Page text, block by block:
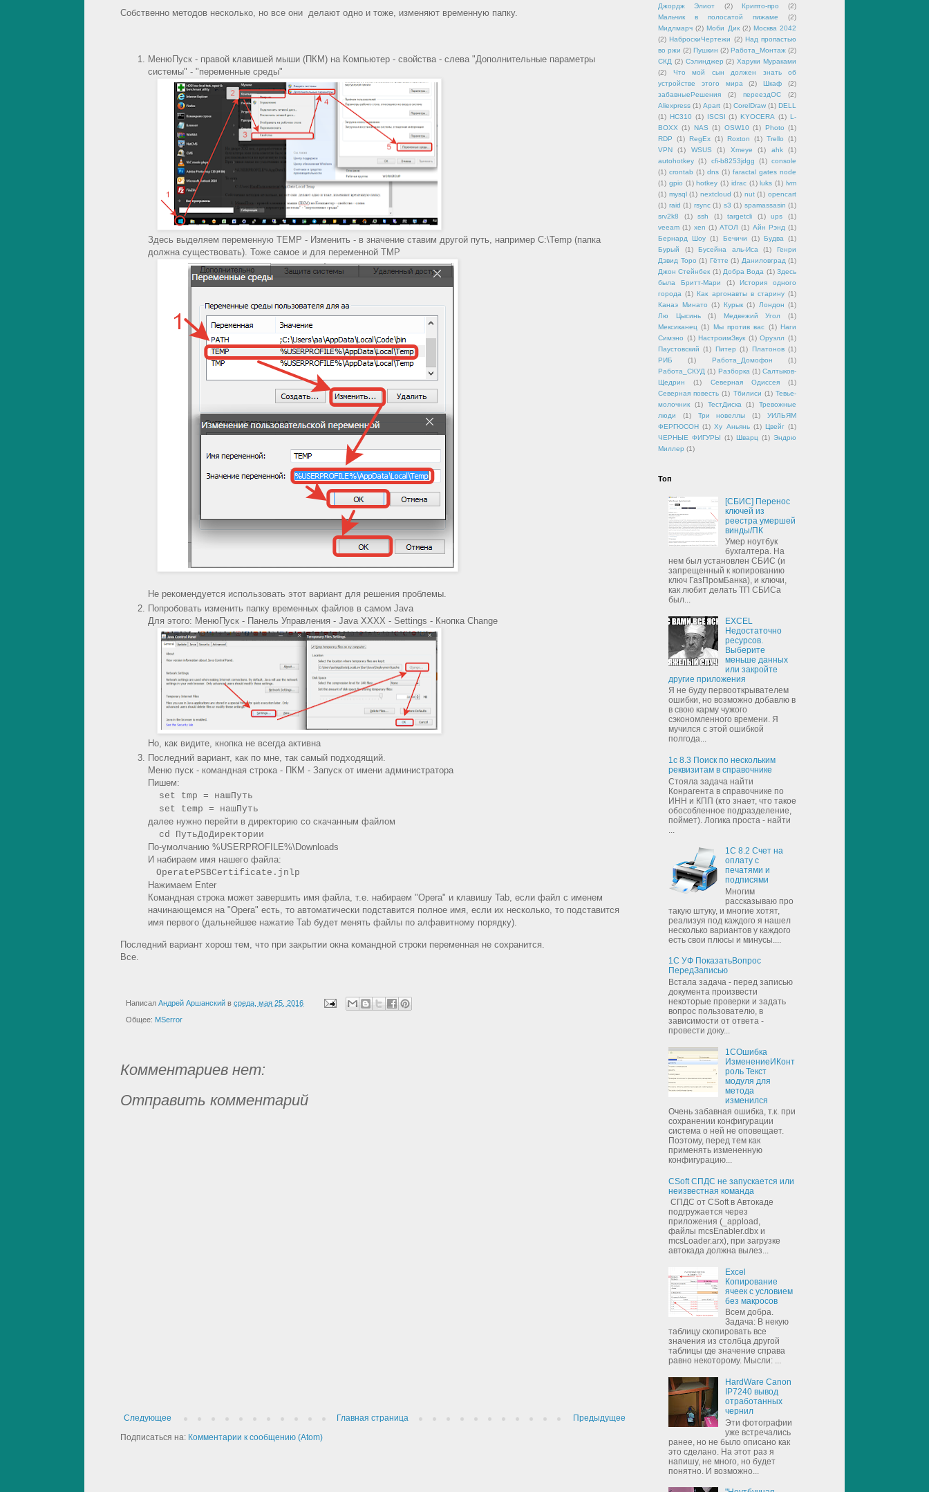
Собственно методов несколько, но все они делают одно и тоже, изменяют временную папку.
МенюПуск - правой клавишей мыши (ПКМ) на Компьютер - свойства - слева "Дополнительные параметры
системы" - "переменные среды"
Здесь выделяем переменную TEMP - Изменить - в значение ставим другой путь, например C:\Temp (папка
должна существовать). Тоже самое и для переменной TMP
Не рекомендуется использовать этот вариант для решения проблемы.
Попробовать изменить папку временных файлов в самом Java
Для этого: МенюПуск - Панель Управления - Java XXXX - Settings - Кнопка Change
Но, как видите, кнопка не всегда активна
Последний вариант, как по мне, так самый подходящий.
Меню пуск - командная строка - ПКМ - Запуск от имени администратора
Пишем:
set tmp = нашПуть
set temp = нашПуть
далее нужно перейти в директорию со скачанным файлом
cd ПутьДоДиректории
По-умолчанию %USERPROFILE%\Downloads
И набираем имя нашего файла:
OperatePSBCertificate.jnlp
Нажимаем Enter
Командная строка может завершить имя файла, т.е. набираем "Opera" и клавишу Tab, если файл с именем
начинающемся на "Opera" есть, то автоматически подставится полное имя, если их несколько, то подставится
имя первого (дальнейшее нажатие Tab будет менять файлы по алфавитному порядку).
Последний вариант хорош тем, что при закрытии окна командной строки переменная не сохранится.
Все.
Написал Андрей Аршанский в среда, мая 25, 2016
Общее: MSerror
Комментариев нет:
Отправить комментарий
Следующее Предыдущее
Главная страница
Подписаться на: Комментарии к сообщению (Atom)
Джордж Элиот
(2) Крипто-про
(2)
Мальчик в полосатой пижаме
(2)
Мидлмарч (2) Моби Дик (2) Москва 2042
(2) НаброскиЧертежи (2) Над пропастью
во ржи (2) Пушкин (2) Работа_Монтаж (2)
СКД (2) Сэлинджер (2) Харуки Мураками
(2)
Что мой сын должен знать об
устройстве этого мира
(2) Шкаф
(2)
забавныеРешения
(2) переездОС
(2)
Aliexpress (1) Apart (1) CorelDraw (1) DELL
(1) HC310 (1) ISCSI (1) KYOCERA (1) L-
BOXX (1) NAS (1) OSW10 (1) Photo (1)
RDP
(1) RegEx (1) Roxton (1) Trello
(1)
VPN
(1) WSUS (1) Xmeye (1) ahk
(1)
autohotkey (1) cfi-b8253jdgg (1) console
(1) crontab (1) dns (1) faractal gates node
(1) gpio (1) hotkey (1) idrac (1) luks (1) lvm
(1) mysql (1) nextcloud (1) nut (1) opencart
(1) raid (1) rsync (1) s3 (1) spamassasin (1)
srv2k8
(1) ssh (1) targetcli (1) ups
(1)
veeam (1) xen (1) АТОЛ (1) Айн Рэнд (1)
Бернард Шоу (1) Бечичи (1) Будва (1)
Бурый
(1) Бусейна аль-Иса (1)
Генри
Дэвид Торо (1) Гётте (1) Даниловград (1)
Джон Стейнбек (1) Добра Вода (1) Здесь
была Бритт-Мари
(1)
История одного
города (1) Как аргонавты в старину (1)
Канаэ Минато (1) Курык (1) Лондон (1)
Лю Цысинь
(1) Медвежий Угол
(1)
Мексиканец (1) Мы против вас (1) Наги
Симэно (1) НастроимЗвук (1) Оруэлл (1)
Паустовский (1) Питер (1) Платонов (1)
РИБ
(1) Работа_Домофон
(1)
Работа_СКУД (1) Разборка (1) Салтыков-
Щедрин
(1) Северная Одиссея
(1)
Северная повесть (1) Тбилиси (1) Тевье-
молочник
(1) ТестДиска (1)
Тревожные
люди
(1) Три новеллы (1)
УИЛЬЯМ
ФЕРГЮСОН (1) Ху Аньянь (1) Цвейг (1)
ЧЕРНЫЕ ФИГУРЫ
(1) Шварц (1) Эндрю
Миллер (1)
Топ
[СБИС] Перенос
ключей из
реестра умершей
винды/ПК
Умер ноутбук
бухгалтера. На
нем был установлен СБИС (и
запрещенный к копированию
ключ ГазПромБанка), и ключи,
как любит делать ТП СБИСа
был...
EXCEL
Недостаточно
ресурсов.
Выберите
меньше данных
или закройте
другие приложения
Я не буду первооткрывателем
ошибки, но возможно добавлю в
в свою карму чужого
сэкономленного времени. Я
мучился с этой ошибкой
полгода...
1с 8.3 Поиск по нескольким
реквизитам в справочнике
Стояла задача найти
Конрагента в справочнике по
ИНН и КПП (кто знает, что такое
обособленное подразделение,
поймет). Логика проста - найти
1С 8.2 Счет на
оплату с
печатями и
подписями
Многим
рассказываю про
такую штуку, и многие хотят,
реализуя под каждого я нашел
несколько вариантов у каждого
есть свои плюсы и минусы....
1С УФ ПоказатьВопрос
ПередЗаписью
Встала задача - перед записью
документа произвести
некоторые проверки и задать
вопрос пользователю, в
зависимости от ответа -
провести доку...
1СОшибка
ИзменениеИКонт
роль Текст
модуля для
метода
изменился
Очень забавная ошибка, т.к. при
сохранении конфигурации
система о ней не оповещает.
Поэтому, перед тем как
применять измененную
конфигурацию...
CSoft СПДС не запускается или
неизвестная команда
СПДС от CSoft в Автокаде
подгружается через
приложения (_appload,
файлы mcsEnabler.dbx и
mcsLoader.arx), при загрузке
автокада должна вылез...
Excel
Копирование
ячеек с условием
без макросов
Всем добра.
Задача: В некую
таблицу скопировать все
значения из столбца другой
таблицы где значение справа
равно некоторому. Мысли: ...
HardWare Canon
IP7240 вывод
отработанных
чернил
Эти фотографии
уже встречались
ранее, но не было описано как
это сделано. На этот раз я
напишу, не много, но будет
понятно. И возможно...